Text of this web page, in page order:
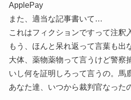
ApplePay
また、適当な記事書いて…
これはフィクションですって注釈
もう、ほんと呆れ返って言葉も出
大体、薬物薬物って言うけど警察
いし何を証明しろって言うの。馬
あなた達、いつから裁判官なった